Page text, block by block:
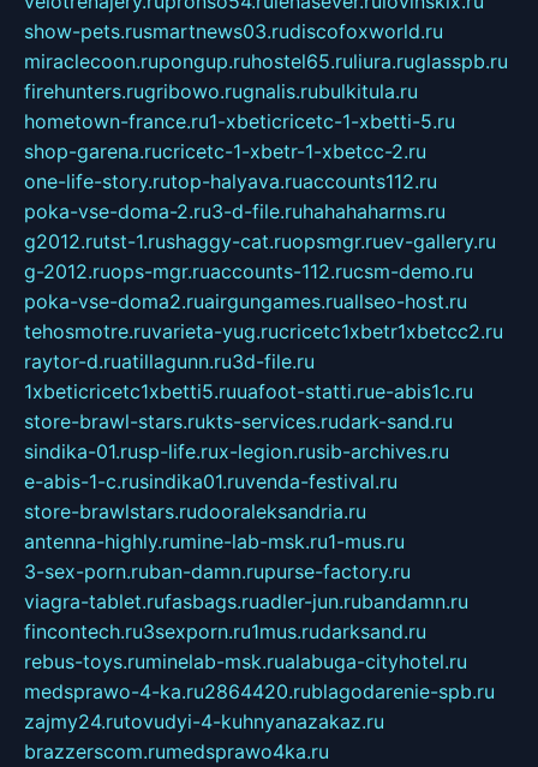
show-pets.rusmartnews03.rudiscofoxworld.ru
miraclecoon.rupongup.ruhostel65.ruliura.ruglasspb.ru
firehunters.rugribowo.rugnalis.rubulkitula.ru
hometown-france.ru1-xbeticricetc-1-xbetti-5.ru
shop-garena.rucricetc-1-xbetr-1-xbetcc-2.ru
one-life-story.rutop-halyava.ruaccounts112.ru
poka-vse-doma-2.ru3-d-file.ruhahahaharms.ru
g2012.rutst-1.rushaggy-cat.ruopsmgr.ruev-gallery.ru
g-2012.ruops-mgr.ruaccounts-112.rucsm-demo.ru
poka-vse-doma2.ruairgungames.ruallseo-host.ru
tehosmotre.ruvarieta-yug.rucricetc1xbetr1xbetcc2.ru
raytor-d.ruatillagunn.ru3d-file.ru
1xbeticricetc1xbetti5.ruuafoot-statti.rue-abis1c.ru
store-brawl-stars.rukts-services.rudark-sand.ru
sindika-01.rusp-life.rux-legion.rusib-archives.ru
e-abis-1-c.rusindika01.ruvenda-festival.ru
store-brawlstars.rudooraleksandria.ru
antenna-highly.rumine-lab-msk.ru1-mus.ru
3-sex-porn.ruban-damn.rupurse-factory.ru
viagra-tablet.rufasbags.ruadler-jun.rubandamn.ru
fincontech.ru3sexporn.ru1mus.rudarksand.ru
rebus-toys.ruminelab-msk.rualabuga-cityhotel.ru
medsprawo-4-ka.ru2864420.rublagodarenie-spb.ru
zajmy24.rutovudyi-4-kuhnyanazakaz.ru
brazzerscom.rumedsprawo4ka.ru